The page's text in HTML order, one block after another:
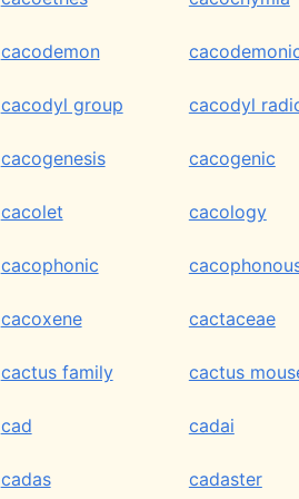
cacodemon
cacodyl group cacodyl
cacogenesis cacogenic
cacolet cacology
cacophonic
cacoxene cactaceae
cactus family cactus
cad cadai
cadas cadaster